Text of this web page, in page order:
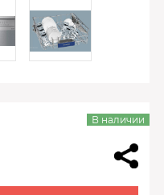
В наличии